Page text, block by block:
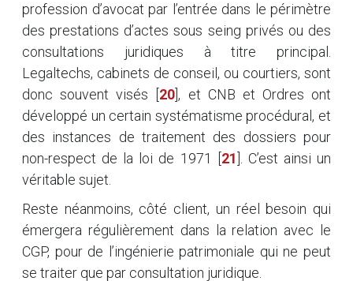
profession d’avocat par l’entrée dans le périmètre
des prestations d’actes sous seing privés ou des
consultations juridiques à titre principal.
Legaltechs, cabinets de conseil, ou courtiers, sont
donc souvent visés
20], et CNB et Ordres ont
développé un certain systématisme procédural, et
des instances de traitement des dossiers pour
non-respect de la loi de 1971
21
. C’est ainsi un
véritable sujet.
Reste néanmoins, côté client, un réel besoin qui
émergera régulièrement dans la relation avec le
CGP, pour de l’ingénierie patrimoniale qui ne peut
se traiter que par consultation juridique.